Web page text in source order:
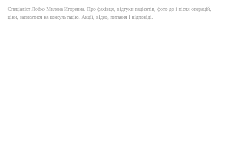
Спеціаліст Лобко Милена Игоревна. Про фахівця, відгуки пацієнтів, фото до і після операцій,
ціни, записатися на консультацію. Акції, відео, питання і відповіді.